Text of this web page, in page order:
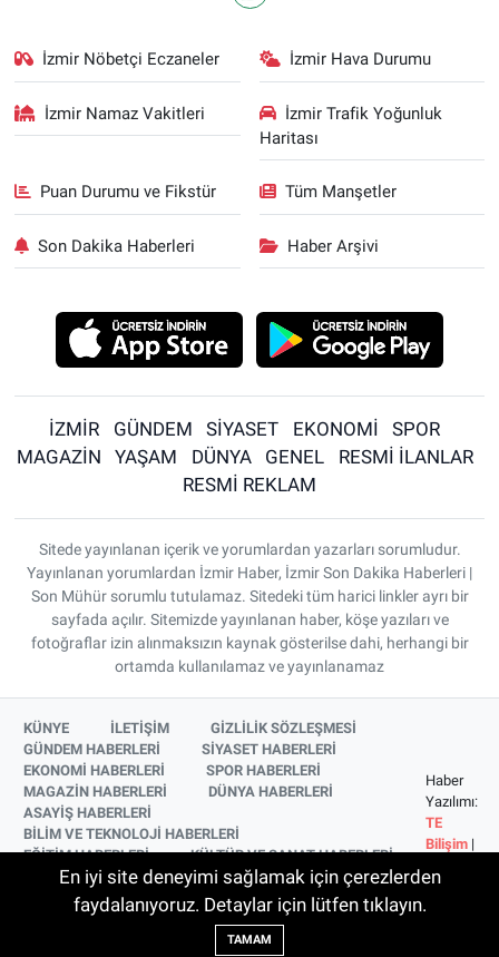
İzmir Nöbetçi Eczaneler İzmir Hava Durumu
İzmir Namaz Vakitleri
İzmir Trafik Yoğunluk
Haritası
Puan Durumu ve Fikstür Tüm Manşetler
Son Dakika Haberleri Haber Arşivi
İZMİR GÜNDEM SİYASET EKONOMİ
SPOR
MAGAZİN
YAŞAM DÜNYA GENEL
RESMİ İLANLAR
RESMİ REKLAM
Sitede yayınlanan içerik ve yorumlardan yazarları sorumludur.
Yayınlanan yorumlardan İzmir Haber, İzmir Son Dakika Haberleri |
Son Mühür sorumlu tutulamaz. Sitedeki tüm harici linkler ayrı bir
sayfada açılır. Sitemizde yayınlanan haber, köşe yazıları ve
fotoğraflar izin alınmaksızın kaynak gösterilse dahi, herhangi bir
ortamda kullanılamaz ve yayınlanamaz
KÜNYE İLETİŞİM
GİZLİLİK SÖZLEŞMESİ
GÜNDEM HABERLERİ
SİYASET HABERLERİ
EKONOMİ HABERLERİ
SPOR HABERLERİ
MAGAZİN HABERLERİ
DÜNYA HABERLERİ
ASAYİŞ HABERLERİ
BİLİM VE TEKNOLOJİ HABERLERİ
EĞİTİM HABERLERİ
KÜLTÜR VE SANAT HABERLERİ
SAĞLIK HABERLERİ
YAŞAM HABERLERİ
YEREL HABERLER
İZMİR HABERLERİ
SİNEMA VE TELEVİZYON HABERLERİ
Haber
Yazılımı:
TE
Bilişim |
© 2026
En iyi site deneyimi sağlamak için çerezlerden
faydalanıyoruz. Detaylar için lütfen tıklayın.
TAMAM